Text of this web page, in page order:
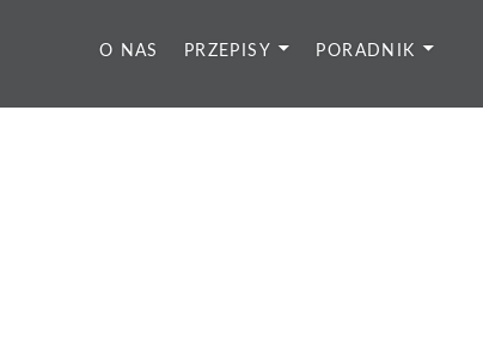
O NAS PRZEPISY PORADNIK